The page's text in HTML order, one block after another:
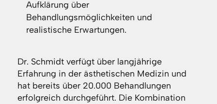
Aufklärung über
Behandlungsmöglichkeiten und
realistische Erwartungen.
Dr. Schmidt verfügt über langjährige
Erfahrung in der ästhetischen Medizin und
hat bereits über 20.000 Behandlungen
erfolgreich durchgeführt. Die Kombination